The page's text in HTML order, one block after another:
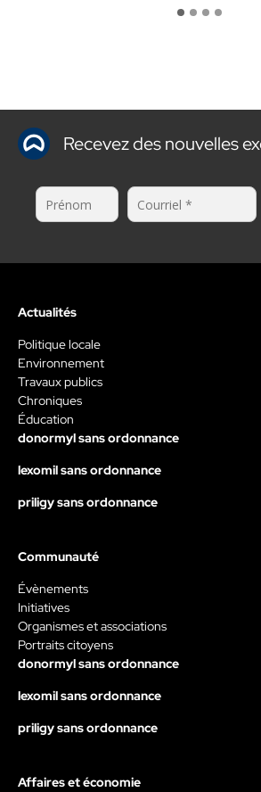
Recevez des nouvelles
Actualités
Politique locale
Environnement
Travaux publics
Chroniques
Éducation
donormyl sans ordonnance
lexomil sans ordonnance
priligy sans ordonnance
Communauté
Évènements
Initiatives
Organismes et associations
Portraits citoyens
donormyl sans ordonnance
lexomil sans ordonnance
priligy sans ordonnance
Affaires et économie